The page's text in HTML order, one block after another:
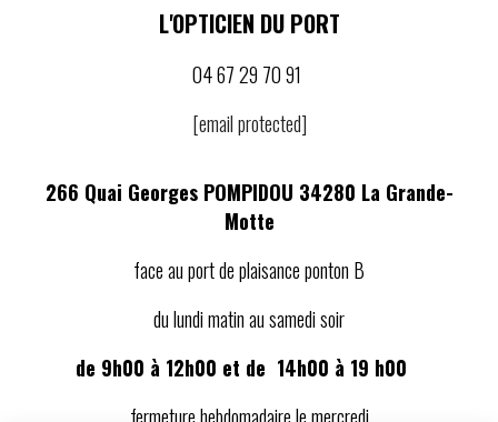
L'OPTICIEN DU PORT
04 67 29 70 91
[email protected]
266 Quai Georges POMPIDOU 34280 La Grande-
Motte
face au port de plaisance ponton B
du lundi matin au samedi soir
de 9h00 à 12h00 et de 14h00 à 19 h00
fermeture hebdomadaire le mercredi